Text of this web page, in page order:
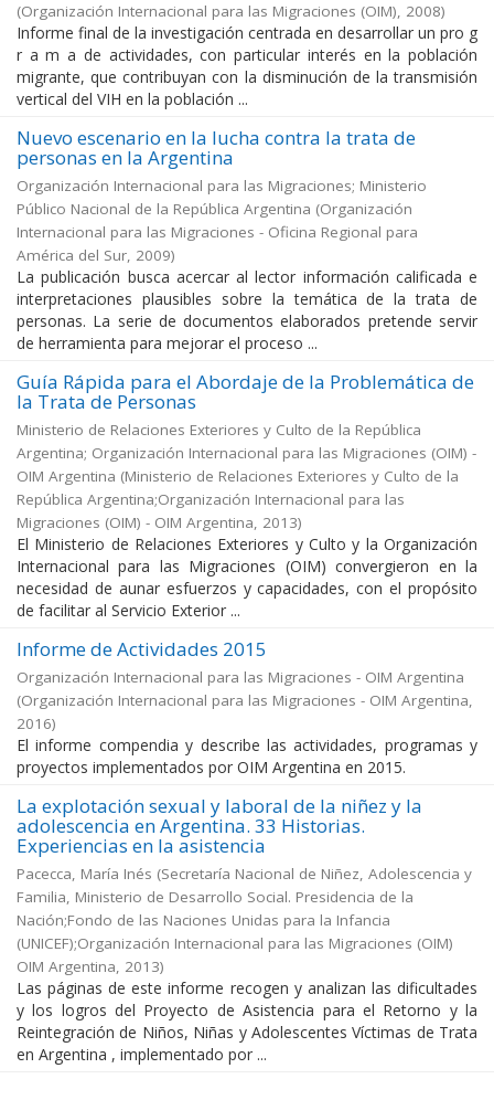
(Organización Internacional para las Migraciones (OIM), 2008)
Informe final de la investigación centrada en desarrollar un pro g
r a m a de actividades, con particular interés en la población
migrante, que contribuyan con la disminución de la transmisión
vertical del VIH en la población ...
Nuevo escenario en la lucha contra la trata de
personas en la Argentina
Organización Internacional para las Migraciones; Ministerio
Público Nacional de la República Argentina (Organización
Internacional para las Migraciones - Oficina Regional para
América del Sur, 2009)
La publicación busca acercar al lector información calificada e
interpretaciones plausibles sobre la temática de la trata de
personas. La serie de documentos elaborados pretende servir
de herramienta para mejorar el proceso ...
Guía Rápida para el Abordaje de la Problemática de
la Trata de Personas
Ministerio de Relaciones Exteriores y Culto de la República
Argentina; Organización Internacional para las Migraciones (OIM) -
OIM Argentina (Ministerio de Relaciones Exteriores y Culto de la
República Argentina;Organización Internacional para las
Migraciones (OIM) - OIM Argentina, 2013)
El Ministerio de Relaciones Exteriores y Culto y la Organización
Internacional para las Migraciones (OIM) convergieron en la
necesidad de aunar esfuerzos y capacidades, con el propósito
de facilitar al Servicio Exterior ...
Informe de Actividades 2015
Organización Internacional para las Migraciones - OIM Argentina
(Organización Internacional para las Migraciones - OIM Argentina,
2016)
El informe compendia y describe las actividades, programas y
proyectos implementados por OIM Argentina en 2015.
La explotación sexual y laboral de la niñez y la
adolescencia en Argentina. 33 Historias.
Experiencias en la asistencia
Pacecca, María Inés (Secretaría Nacional de Niñez, Adolescencia y
Familia, Ministerio de Desarrollo Social. Presidencia de la
Nación;Fondo de las Naciones Unidas para la Infancia
(UNICEF);Organización Internacional para las Migraciones (OIM)
OIM Argentina, 2013)
Las páginas de este informe recogen y analizan las dificultades
y los logros del Proyecto de Asistencia para el Retorno y la
Reintegración de Niños, Niñas y Adolescentes Víctimas de Trata
en Argentina , implementado por ...